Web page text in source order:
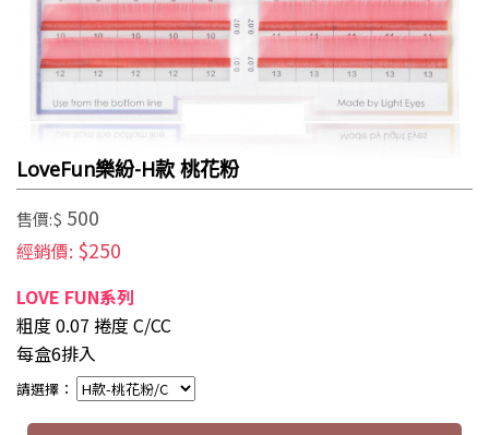
LoveFun樂紛-H款 桃花粉
售價:$ 500
經銷價: $250
LOVE FUN系列
粗度 0.07 捲度 C/CC
每盒6排入
請選擇：